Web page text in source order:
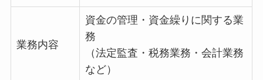
業務内容
資金の管理・資金繰りに関する業
務
（法定監査・税務業務・会計業務
など）